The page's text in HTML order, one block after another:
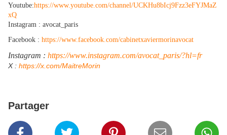
Youtube:https://www.youtube.com/channel/UCKHu8bIcj9Fzz3eFYJMaZ
xQ
Instagram : avocat_paris
Facebook : https://www.facebook.com/cabinetxaviermorinavocat
Instagram : https://www.instagram.com/avocat_paris/?hl=fr
​X : https://x.com/MaitreMorin
Partager